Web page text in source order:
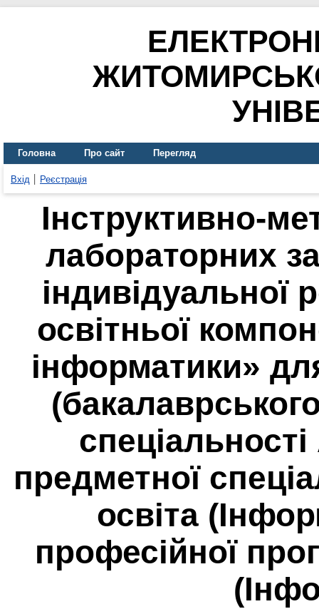
Головна Про сайт Перегляд
Вхід Реєстрація
Інструктивно-
лабораторних
індивідуальної
освітньої
інформатики»
предметної
освіта
професійної